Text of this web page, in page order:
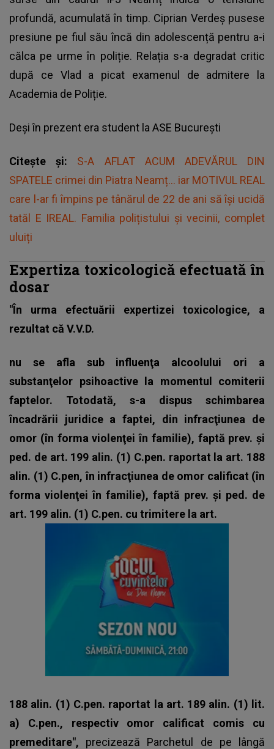
profundă, acumulată în timp. Ciprian Verdeș pusese
presiune pe fiul său încă din adolescență pentru a-i
călca pe urme în poliție. Relația s-a degradat critic
după ce Vlad a picat examenul de admitere la
Academia de Poliție.
Deși în prezent era student la ASE București
Citește și: S-A AFLAT ACUM ADEVĂRUL DIN
SPATELE crimei din Piatra Neamț... iar MOTIVUL REAL
care l-ar fi împins pe tânărul de 22 de ani să își ucidă
tatăl E IREAL. Familia polițistului și vecinii, complet
uluiți
Expertiza toxicologică efectuată în
dosar
"În urma efectuării expertizei toxicologice, a
rezultat că V.V.D.
nu se afla sub influenţa alcoolului ori a
substanţelor psihoactive la momentul comiterii
faptelor. Totodată, s-a dispus schimbarea
încadrării juridice a faptei, din infracţiunea de
omor (în forma violenţei în familie), faptă prev. și
ped. de art. 199 alin. (1) C.pen. raportat la art. 188
alin. (1) C.pen, în infracţiunea de omor calificat (în
forma violenţei în familie), faptă prev. și ped. de
art. 199 alin. (1) C.pen. cu trimitere la art.
188 alin. (1) C.pen. raportat la art. 189 alin. (1) lit.
a) C.pen., respectiv omor calificat comis cu
premeditare", precizează Parchetul de pe lângă